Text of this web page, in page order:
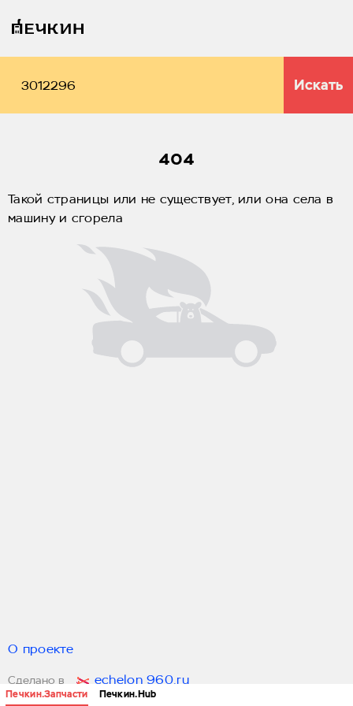
Печкин.Запчасти Печкин.Hub
Искать
404
Такой страницы или не существует, или она села в
машину и сгорела
О проекте
Сделано в echelon 960.ru